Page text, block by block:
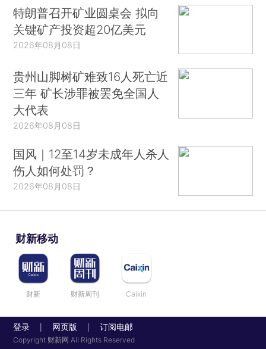
特朗普召开矿业圆桌会 拟向
关键矿产投资超20亿美元
2026年08月08日
贵州山脚树矿难致16人死亡近
三年 矿长涉罪被罢免全国人
大代表
2026年08月08日
国风｜12至14岁未成年人杀人
伤人如何处罚？
2026年08月08日
财新移动
财新 财新周刊 Caixin
登录 网页版 订阅电邮
Copyright 财新网 All Rights Reserved